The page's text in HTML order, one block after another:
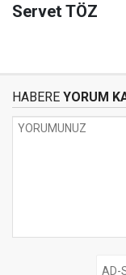
Servet TÖZ
HABERE YORUM